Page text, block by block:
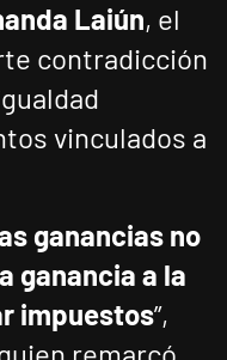
Laiún, el
contradicción
vinculados a
ganancias no
ganancia a la
impuestos”,